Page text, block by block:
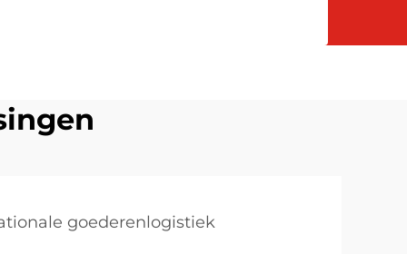
goederenlogistiek